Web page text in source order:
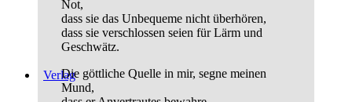
Verlag
Not,
dass sie das Unbequeme nicht überhören,
dass sie verschlossen seien für Lärm und
Geschwätz.
Die göttliche Quelle in mir, segne meinen
Mund,